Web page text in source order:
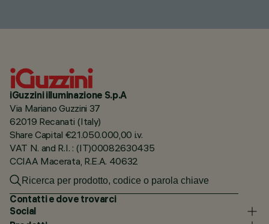
iGuzzini illuminazione S.p.A
Via Mariano Guzzini 37
62019 Recanati (Italy)
Share Capital €21.050.000,00 i.v.
VAT N. and R.I. : (IT)00082630435
CCIAA Macerata, R.E.A. 40632
Contatti e dove trovarci
Social